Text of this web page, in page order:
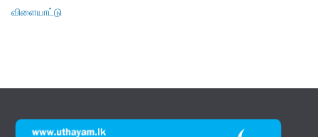
விளையாட்டு